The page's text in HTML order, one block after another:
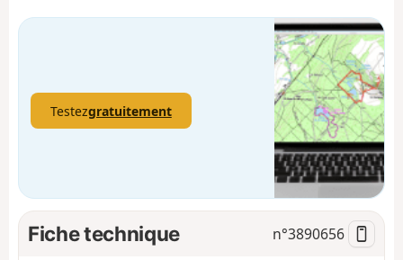
Testezgratuitement
Fiche technique n°3890656